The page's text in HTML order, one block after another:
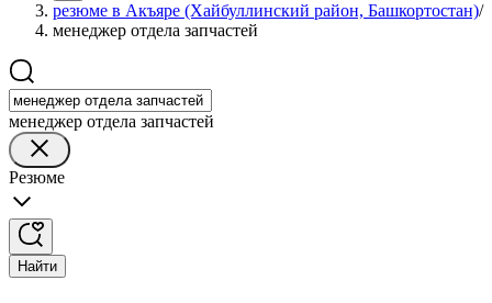
резюме в Акъяре (Хайбуллинский район, Башкортостан)/
менеджер отдела запчастей
менеджер отдела запчастей
Резюме
Найти